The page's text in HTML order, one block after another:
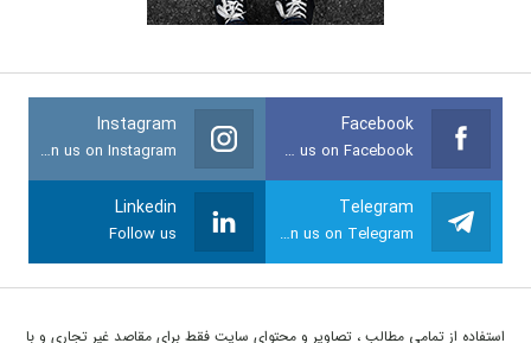
Facebook
Join us on Facebook
Instagram
Join us on Instagram
Telegram
Join us on Telegram
Linkedin
Follow us
استفاده از تمامی مطالب ، تصاویر و محتوای سايت فقط برای مقاصد غیر تجاری و با